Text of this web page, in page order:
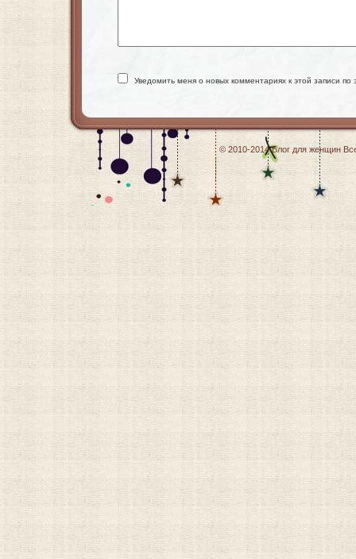
Уведомить меня о новых комментариях к этой записи по
© 2010-2014Блог для женщин